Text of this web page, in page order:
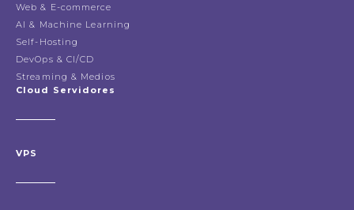
Web & E-commerce
AI & Machine Learning
Self-Hosting
DevOps & CI/CD
Streaming & Medios
Cloud Servidores
VPS